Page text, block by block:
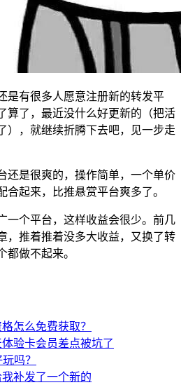
是有很多人愿意注册新的转发平
算了，最近没什么好更新的（把活
），就继续折腾下去吧，见一步走
还是很爽的，操作简单，一个单价
合起来，比推悬赏平台爽多了。
一个平台，这样收益会很少。前几
，推着推着没多大收益，又换了转
都做不起来。
怎么免费获取？
验卡会员差点被坑了
吗？
补发了一个新的